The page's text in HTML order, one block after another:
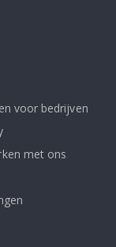
voor bedrijven
met ons